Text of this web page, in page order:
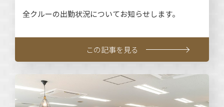
全クルーの出勤状況についてお知らせします。
この記事を見る